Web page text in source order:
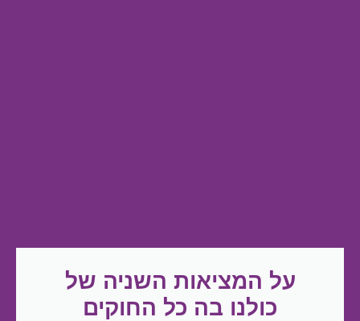
על המציאות השניה של
כולנו בה כל החוקים